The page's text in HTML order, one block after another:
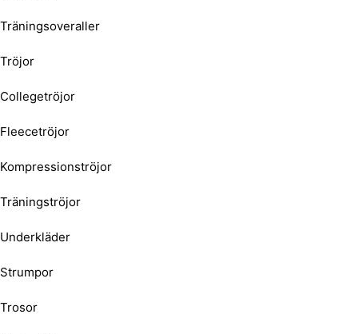
Träningsoveraller
Tröjor
Collegetröjor
Fleecetröjor
Kompressionströjor
Träningströjor
Underkläder
Strumpor
Trosor